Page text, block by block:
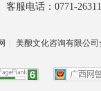
客服电话：0771-
美酿文化咨询有限公司